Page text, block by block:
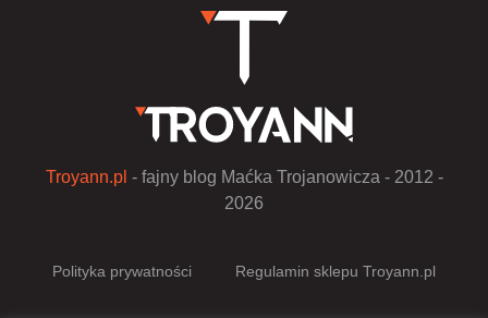
Troyann.pl - fajny blog Maćka Trojanowicza - 2012 -
2026
Polityka prywatności Regulamin sklepu Troyann.pl